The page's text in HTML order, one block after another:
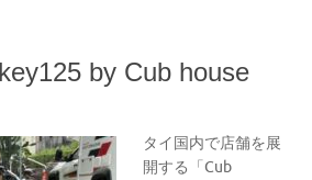
by Cub house
タイ国内で店舗を展
開する「Cub